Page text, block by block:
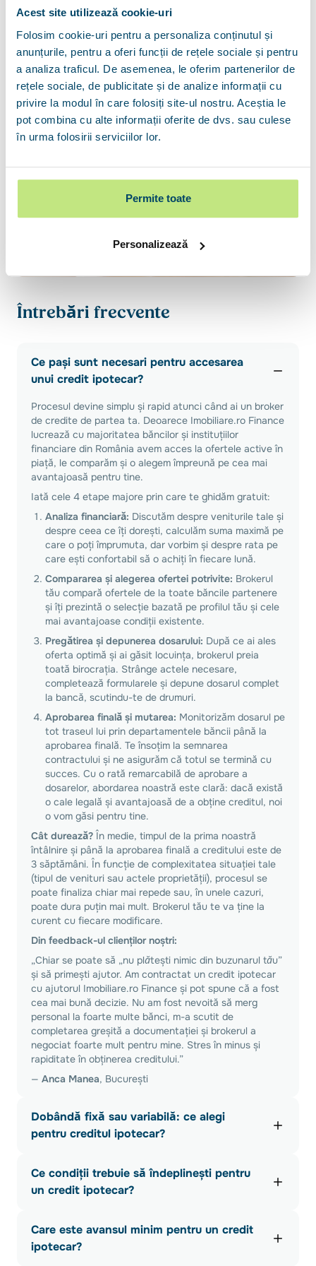
Acest site utilizează cookie-uri
Folosim cookie-uri pentru a personaliza conținutul și
anunțurile, pentru a oferi funcții de rețele sociale și pentru
a analiza traficul. De asemenea, le oferim partenerilor de
rețele sociale, de publicitate și de analize informații cu
privire la modul în care folosiți site-ul nostru. Aceștia le
pot combina cu alte informații oferite de dvs. sau culese
în urma folosirii serviciilor lor.
Permite toate
Personalizează
Acces la majoritatea băncilor și instituțiilor
financiare din țară
13 ani de experiență în creditare - știm procesul,
știm să te sfătuim
Întrebări frecvente
Ce pași sunt necesari pentru accesarea
unui credit ipotecar?
Procesul devine simplu și rapid atunci când ai un broker
de credite de partea ta. Deoarece Imobiliare.ro Finance
lucrează cu majoritatea băncilor și instituțiilor
financiare din România avem acces la ofertele active în
piață, le comparăm și o alegem împreună pe cea mai
avantajoasă pentru tine.
Iată cele 4 etape majore prin care te ghidăm gratuit:
Analiza financiară: Discutăm despre veniturile tale și
despre ceea ce îți dorești, calculăm suma maximă pe
care o poți împrumuta, dar vorbim și despre rata pe
care ești confortabil să o achiți în fiecare lună.
Compararea și alegerea ofertei potrivite: Brokerul
tău compară ofertele de la toate băncile partenere
și îți prezintă o selecție bazată pe profilul tău și cele
mai avantajoase condiții existente.
Pregătirea și depunerea dosarului: După ce ai ales
oferta optimă și ai găsit locuința, brokerul preia
toată birocrația. Strânge actele necesare,
completează formularele și depune dosarul complet
la bancă, scutindu-te de drumuri.
Aprobarea finală și mutarea: Monitorizăm dosarul pe
tot traseul lui prin departamentele băncii până la
aprobarea finală. Te însoțim la semnarea
contractului și ne asigurăm că totul se termină cu
succes. Cu o rată remarcabilă de aprobare a
dosarelor, abordarea noastră este clară: dacă există
o cale legală și avantajoasă de a obține creditul, noi
o vom găsi pentru tine.
Cât durează? În medie, timpul de la prima noastră
întâlnire și până la aprobarea finală a creditului este de
3 săptămâni. În funcție de complexitatea situației tale
(tipul de venituri sau actele proprietății), procesul se
poate finaliza chiar mai repede sau, în unele cazuri,
poate dura puțin mai mult. Brokerul tău te va ține la
curent cu fiecare modificare.
Din feedback-ul clienților noștri:
„Chiar se poate să „nu plătești nimic din buzunarul tău”
și să primești ajutor. Am contractat un credit ipotecar
cu ajutorul Imobiliare.ro Finance și pot spune că a fost
cea mai bună decizie. Nu am fost nevoită să merg
personal la foarte multe bănci, m-a scutit de
completarea greșită a documentației și brokerul a
negociat foarte mult pentru mine. Stres în minus și
rapiditate în obținerea creditului.”
— Anca Manea, București
Dobândă fixă sau variabilă: ce alegi
pentru creditul ipotecar?
avantajoasă dacă preferi să plătești aceeași rată
lunară pentru o perioadă de 3 sau 5 ani, în funcție de
În cazul unui credit cu dobândă variabilă, rata se
modifică odată indicatorii IRCC, ROBOR sau EURIBOR,
dar și în funcție de marja fixă a băncilor.
Ce condiții trebuie să îndeplinești pentru
un credit ipotecar?
îndeplinești pentru accesarea unui credit presupun:
vârsta minimă de 18 ani împliniți
Care este avansul minim pentru un credit
ipotecar?